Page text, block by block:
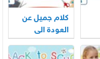
كلام جميل عن
العودة الى
المدرسة 2026